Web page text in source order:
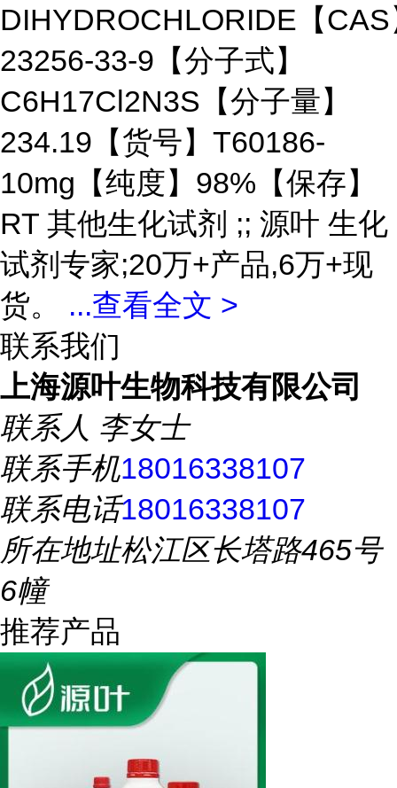
DIHYDROCHLORIDE【CAS
23256-33-9【分子式】
C6H17Cl2N3S【分子量】
234.19【货号】T60186-
10mg【纯度】98%【保存】
RT 其他生化试剂 ;; 源叶 生化
试剂专家;20万+产品,6万+现
货。 ...查看全文 >
联系我们
上海源叶生物科技有限公司
联系人 李女士
联系手机18016338107
联系电话18016338107
所在地址松江区长塔路465号
6幢
推荐产品